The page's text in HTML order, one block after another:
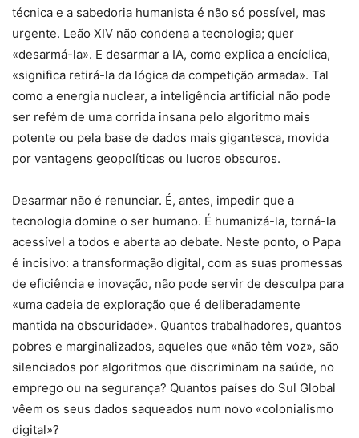
técnica e a sabedoria humanista é não só possível, mas
urgente. Leão XIV não condena a tecnologia; quer
«desarmá-la». E desarmar a IA, como explica a encíclica,
«significa retirá-la da lógica da competição armada». Tal
como a energia nuclear, a inteligência artificial não pode
ser refém de uma corrida insana pelo algoritmo mais
potente ou pela base de dados mais gigantesca, movida
por vantagens geopolíticas ou lucros obscuros.
Desarmar não é renunciar. É, antes, impedir que a
tecnologia domine o ser humano. É humanizá-la, torná-la
acessível a todos e aberta ao debate. Neste ponto, o Papa
é incisivo: a transformação digital, com as suas promessas
de eficiência e inovação, não pode servir de desculpa para
«uma cadeia de exploração que é deliberadamente
mantida na obscuridade». Quantos trabalhadores, quantos
pobres e marginalizados, aqueles que «não têm voz», são
silenciados por algoritmos que discriminam na saúde, no
emprego ou na segurança? Quantos países do Sul Global
vêem os seus dados saqueados num novo «colonialismo
digital»?